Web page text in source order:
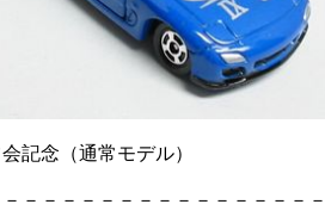
念（通常モデル）
－－－－－－－－－－－－－－